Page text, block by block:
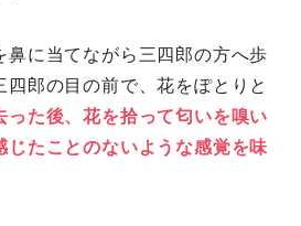
鼻に当てながら三四郎の方へ歩
郎の目の前で、花をぽとりと
った後、花を拾って匂いを嗅い
じたことのないような感覚を味